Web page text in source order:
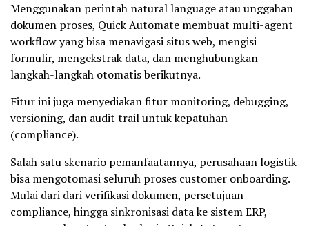
Menggunakan perintah natural language atau unggahan
dokumen proses, Quick Automate membuat multi-agent
workflow yang bisa menavigasi situs web, mengisi
formulir, mengekstrak data, dan menghubungkan
langkah-langkah otomatis berikutnya.
Fitur ini juga menyediakan fitur monitoring, debugging,
versioning, dan audit trail untuk kepatuhan
(compliance).
Salah satu skenario pemanfaatannya, perusahaan logistik
bisa mengotomasi seluruh proses customer onboarding.
Mulai dari dari verifikasi dokumen, persetujuan
compliance, hingga sinkronisasi data ke sistem ERP,